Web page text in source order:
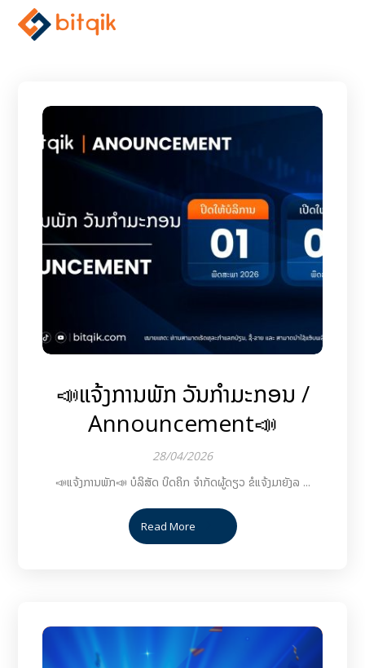
📣ແຈ້ງການພັກ ວັນກຳມະກອນ /
Announcement📣
28/04/2026
📣ແຈ້ງການພັກ📣 ບໍລິສັດ ບິດຄິກ ຈຳກັດຜູ້ດຽວ ຂໍແຈ້ງມາຍັງລ ...
Read More